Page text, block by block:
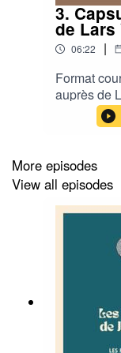
3.
de Lars
06:22 |
Format
auprès de
autant
Bonne
Instagram
More episodes
View all episodes